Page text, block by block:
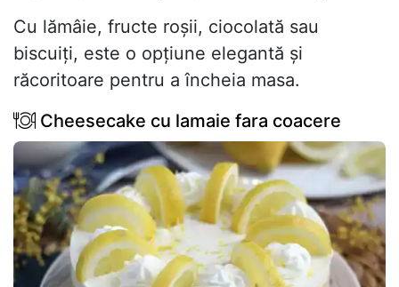
Cu lămâie, fructe roșii, ciocolată sau
biscuiți, este o opțiune elegantă și
răcoritoare pentru a încheia masa.
Cheesecake cu lamaie fara coacere